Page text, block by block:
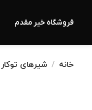
فروشگاه خیر مقدم
خانه شیرهای توکار